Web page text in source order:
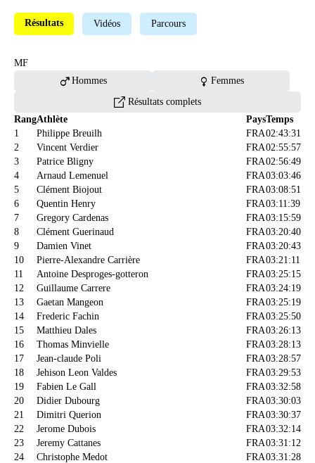
Résultats Vidéos Parcours
MF
maleHommes female Femmes
Résultats complets
RangAthlète PaysTemps
1
Philippe Breuilh FRA02:43:31
2
Vincent Verdier FRA02:55:57
3
Patrice Bligny FRA02:56:49
4
Arnaud Lemenuel FRA03:03:46
5
Clément Biojout FRA03:08:51
6
Quentin Henry FRA03:11:39
7
Gregory Cardenas FRA03:15:59
8
Clément Guerinaud FRA03:20:40
9
Damien Vinet FRA03:20:43
10
Pierre-Alexandre Carrière FRA03:21:11
11
Antoine Desproges-gotteron FRA03:25:15
12
Guillaume Carrere FRA03:24:19
13
Gaetan Mangeon FRA03:25:19
14
Frederic Fachin FRA03:25:50
15
Matthieu Dales FRA03:26:13
16
Thomas Minvielle FRA03:28:13
17
Jean-claude Poli FRA03:28:57
18
Jehison Leon Valdes FRA03:29:53
19
Fabien Le Gall FRA03:32:58
20
Didier Dubourg FRA03:30:03
21
Dimitri Querion FRA03:30:37
22
Jerome Dubois FRA03:32:14
23
Jeremy Cattanes FRA03:31:12
24
Christophe Medot FRA03:31:28